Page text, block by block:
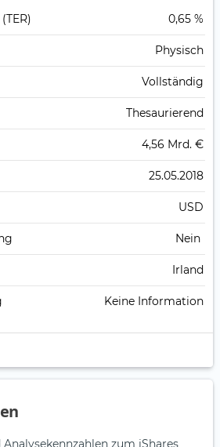
0,65 %
Physisch
Vollständig
Thesaurierend
4,56 Mrd. €
25.05.2018
USD
Nein
Irland
Keine Information
zum iShares